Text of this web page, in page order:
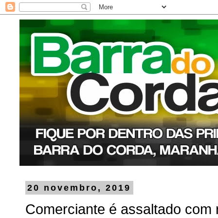
20 novembro, 2019
Comerciante é assaltado